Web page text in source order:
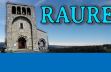
Aller
au
contenu